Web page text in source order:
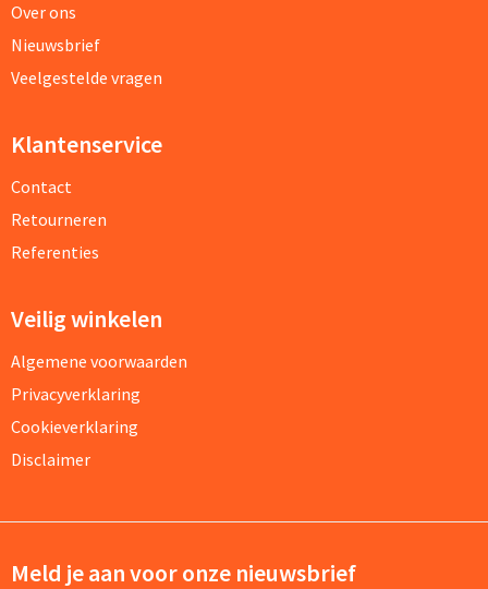
Over ons
Nieuwsbrief
Veelgestelde vragen
Klantenservice
Contact
Retourneren
Referenties
Veilig winkelen
Algemene voorwaarden
Privacyverklaring
Cookieverklaring
Disclaimer
Meld je aan voor onze nieuwsbrief